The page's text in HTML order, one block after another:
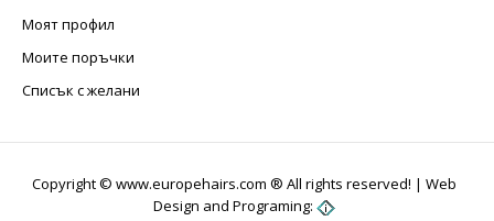
Моят профил
Моите поръчки
Списък с желани
Copyright © www.europehairs.com ® All rights reserved! | Web
Design and Programing: